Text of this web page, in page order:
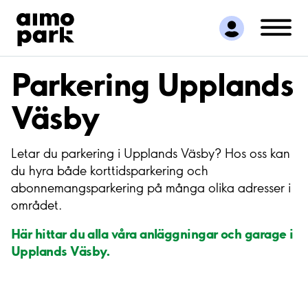
Hitta parkering
Samarbete
Kundservice
Om Aimo Park
Parkering Upplands
Väsby
Letar du parkering i Upplands Väsby? Hos oss kan
du hyra både korttidsparkering och
abonnemangsparkering på många olika adresser i
området.
Här hittar du alla våra anläggningar och garage i
Upplands Väsby.